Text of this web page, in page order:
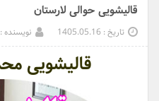
قالیشویی حوالی لارستان
تاریخ : 1405.05.16 نویسنده : Ghasemi
قالیشویی